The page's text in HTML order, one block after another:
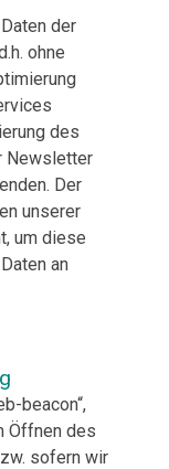
der
ohne
des
Newsletter
Der
unserer
um diese
an
beacon“,
Öffnen des
sofern wir